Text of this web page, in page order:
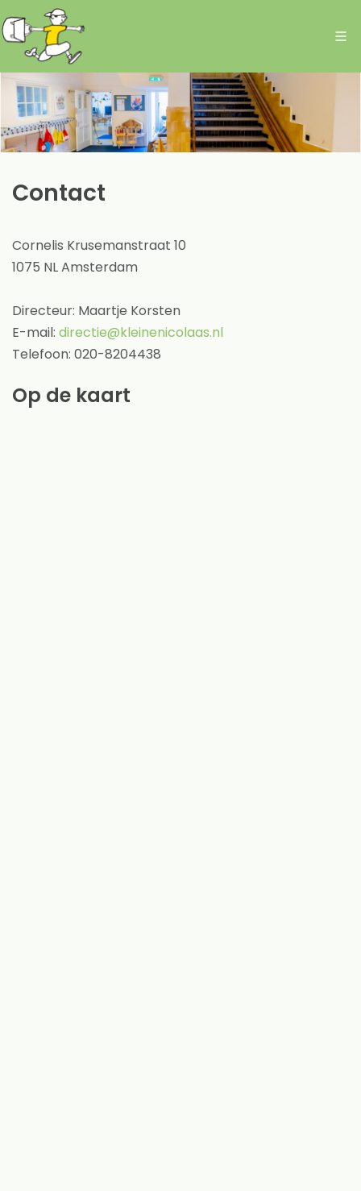
Contact
Cornelis Krusemanstraat 10
1075 NL Amsterdam
Directeur: Maartje Korsten
E-mail: directie@kleinenicolaas.nl
Telefoon: 020-8204438
Op de kaart